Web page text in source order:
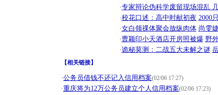
·专家辩论伪科学废留现场混乱
·校花口述：高中时献初夜 2000
·女白领祼体聚会放纵肉体 尚雯
·曹颖印小天酒店开房照被爆 野
·诡秘莫测：二战五大未解之谜
【相关链接】
·公务员借钱不还记入信用档案(02/06 17:27)
·重庆将为12万公务员建立个人信用档案(02/06 17:23)